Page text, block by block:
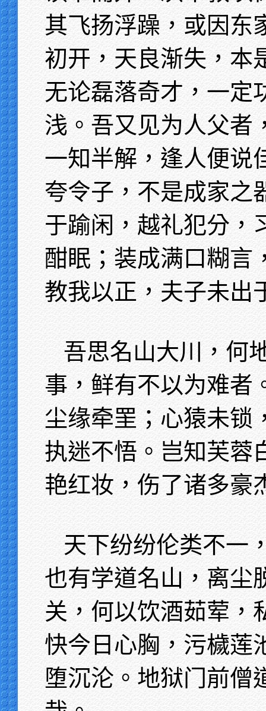
其飞扬浮躁，或因东
初开，天良渐失，本
无论磊落奇才，一定
浅。吾又见为人父者
一知半解，逢人便说
夸令子，不是成家之
于踰闲，越礼犯分，
酣眠；装成满口糊言
教我以正，夫子未出
吾思名山大川，何
事，鲜有不以为难者
尘缘牵罜；心猿未锁
执迷不悟。岂知芙蓉
艳红妆，伤了诸多豪
天下纷纷伦类不一
也有学道名山，离尘
关，何以饮酒茹荤，
快今日心胸，污檅莲
堕沉沦。地狱门前僧